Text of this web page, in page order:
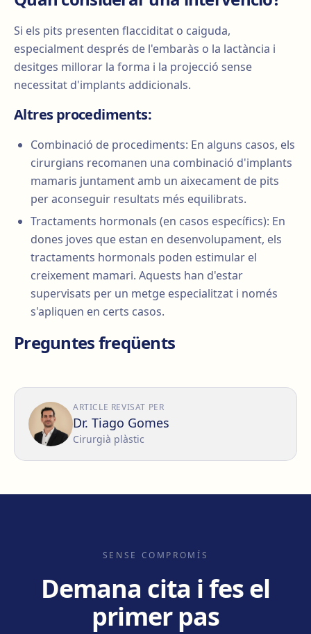
Si els pits presenten flacciditat o caiguda,
especialment després de l'embaràs o la lactància i
desitges millorar la forma i la projecció sense
necessitat d'implants addicionals.
Altres procediments:
Combinació de procediments: En alguns casos, els
cirurgians recomanen una combinació d'implants
mamaris juntament amb un aixecament de pits
per aconseguir resultats més equilibrats.
Tractaments hormonals (en casos específics): En
dones joves que estan en desenvolupament, els
tractaments hormonals poden estimular el
creixement mamari. Aquests han d'estar
supervisats per un metge especialitzat i només
s'apliquen en certs casos.
Preguntes freqüents
ARTICLE REVISAT PER
Dr. Tiago Gomes
Cirurgià plàstic
SENSE COMPROMÍS
Demana cita i fes el
primer pas